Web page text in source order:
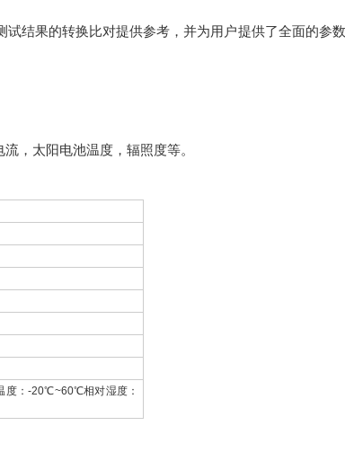
结果的转换比对提供参考，并为用户提供了全面的参
，太阳电池温度，辐照度等。
：-20℃~60℃相对湿度：